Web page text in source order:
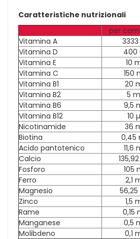
Caratteristiche nutrizionali
per
Vitamina A
3333
Vitamina D
400
Vitamina E
10
Vitamina C
150
Vitamina B1
20
Vitamina B2
5
Vitamina B6
9,5
Vitamina B12
10
Nicotinamide
36
Biotina
0,45
Acido pantotenico
11,6
Calcio
Fosforo
105
Ferro
2,1
Magnesio
Zinco
1,5
Rame
0,15
Manganese
0,5
Molibdeno
0,1